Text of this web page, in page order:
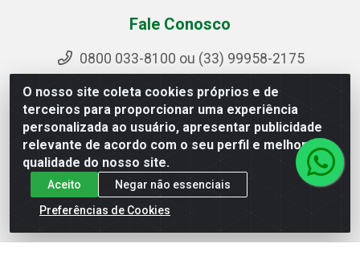
O nosso site coleta cookies próprios e de
terceiros para proporcionar uma experiência
personalizada ao usuário, apresentar publicidade
relevante de acordo com o seu perfil e melhorar a
qualidade do nosso site.
Aceito
Negar não essenciais
Preferências de Cookies
Fale Conosco
0800 033-8100 ou (33) 99958-2175
sac@ipirangamg.com.br
Acompanhe nossas publicações
Ipiranga Distribuição LTDA - Avenida Doutor Jorge
Hannas, 101 - Ponte da Aldeia - Manhuaçu / MG - CEP
36906-440 - CNPJ 25.310.749/0001-66